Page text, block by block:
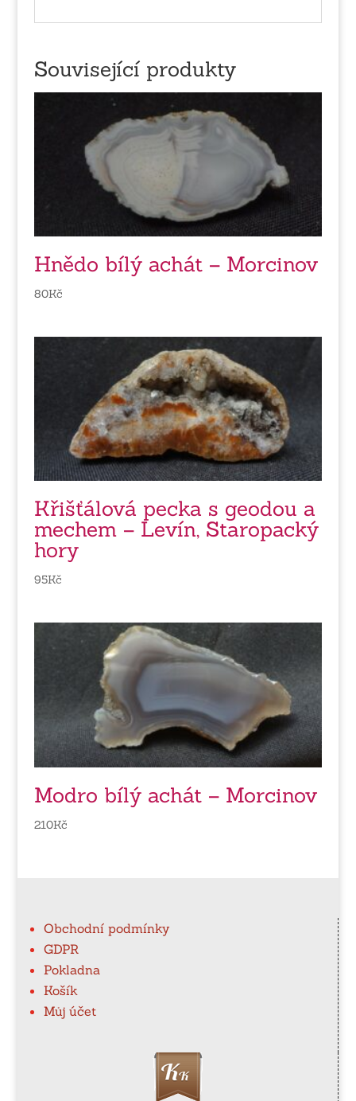
Související produkty
Hnědo bílý achát – Morcinov
80Kč
Křišťálová pecka s geodou a
mechem – Levín, Staropacký
hory
95Kč
Modro bílý achát – Morcinov
210Kč
Obchodní podmínky
GDPR
Pokladna
Košík
Můj účet